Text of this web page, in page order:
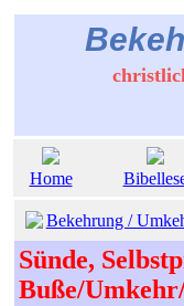
Home
Bekehrung /
Sünde,
Buße/